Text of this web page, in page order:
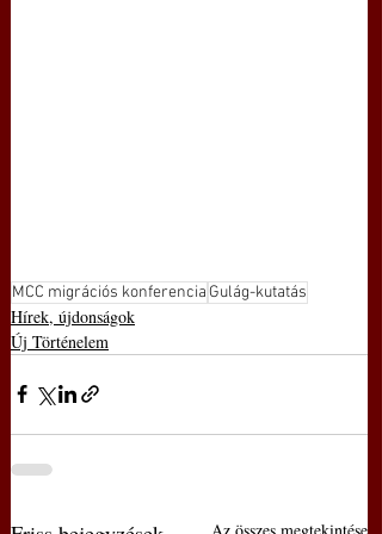
MCC migrációs konferencia Gulág-kutatás
Hírek, újdonságok
Új Történelem